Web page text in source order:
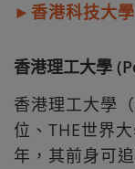
►香港科技大
香港理工大學
香港理工大學
位、THE世界
年，其前身可